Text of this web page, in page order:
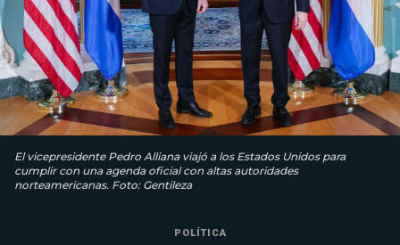
El vicepresidente Pedro Alliana viajó a los Estados Unidos para
cumplir con una agenda oficial con altas autoridades
norteamericanas. Foto: Gentileza
POLÍTICA